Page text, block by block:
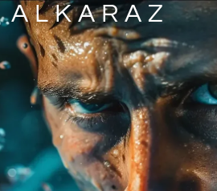
ALKARAZ